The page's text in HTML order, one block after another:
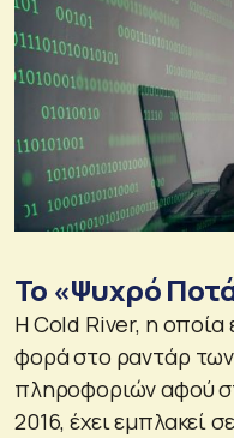
Το «Ψυχρό
Η Cold River, η οποία
φορά στο ραντάρ
πληροφοριών αφού
2016, έχει εμπλακεί